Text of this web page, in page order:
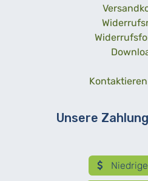
Unsere